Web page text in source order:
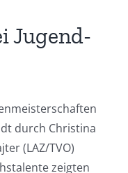
Jugend-
durch Christina
(LAZ/TVO)
zeigten